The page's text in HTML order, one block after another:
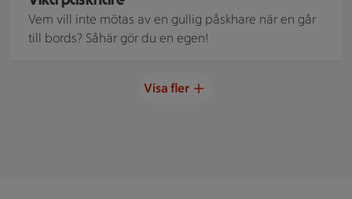
Vem vill inte mötas av en gullig påskhare när en går
till bords? Såhär gör du en egen!
Visa fler